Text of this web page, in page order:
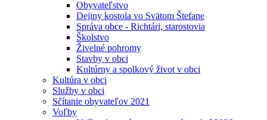
Obyvateľstvo
Dejiny kostola vo Svätom Štefane
Správa obce - Richtári, starostovia
Školstvo
Živelné pohromy
Stavby v obci
Kultúrny a spolkový život v obci
Kultúra v obci
Služby v obci
Sčítanie obyvateľov 2021
Voľby